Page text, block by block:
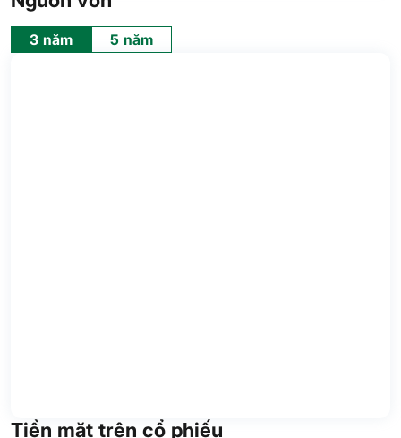
3 năm 5 năm
Tiền mặt trên cổ phiếu